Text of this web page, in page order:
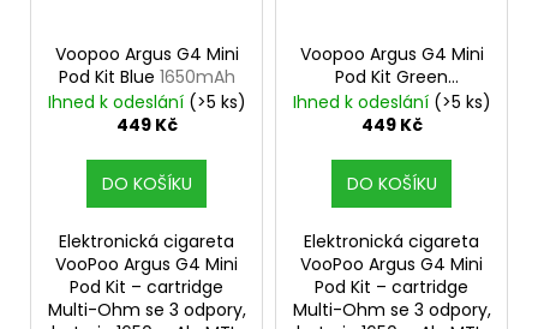
Voopoo Argus G4 Mini
Pod Kit Blue 1650mAh
Ihned k odeslání (>5 ks)
449 Kč
DO KOŠÍKU
Elektronická cigareta
VooPoo Argus G4 Mini
Pod Kit – cartridge
Multi-Ohm se 3 odpory,
Voopoo Argus G4 Mini
Pod Kit Green
1650mAh
Ihned k odeslání (>5 ks)
449 Kč
DO KOŠÍKU
Elektronická cigareta
VooPoo Argus G4 Mini
Pod Kit – cartridge
Multi-Ohm se 3 odpory,